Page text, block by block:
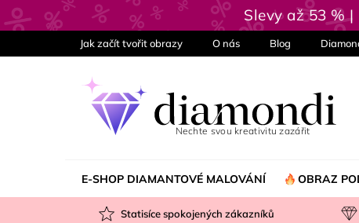
Přejít
na
Slevy až 53 % |
Jak začít tvořit obrazy O nás Blog
E-SHOP DIAMANTOVÉ MALOVÁNÍ OBRAZ
Statisíce spokojených zákazníků